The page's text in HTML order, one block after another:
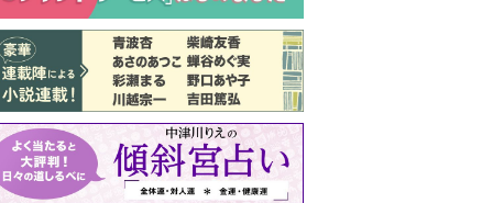
バックナンバー
注目トピ
結婚1か月で離婚を決めました。本当に
よかったのでしょうか